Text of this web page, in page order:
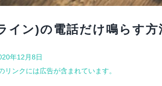
イン)の電話だけ鳴らす方
年12月8日
リンクには広告が含まれています。